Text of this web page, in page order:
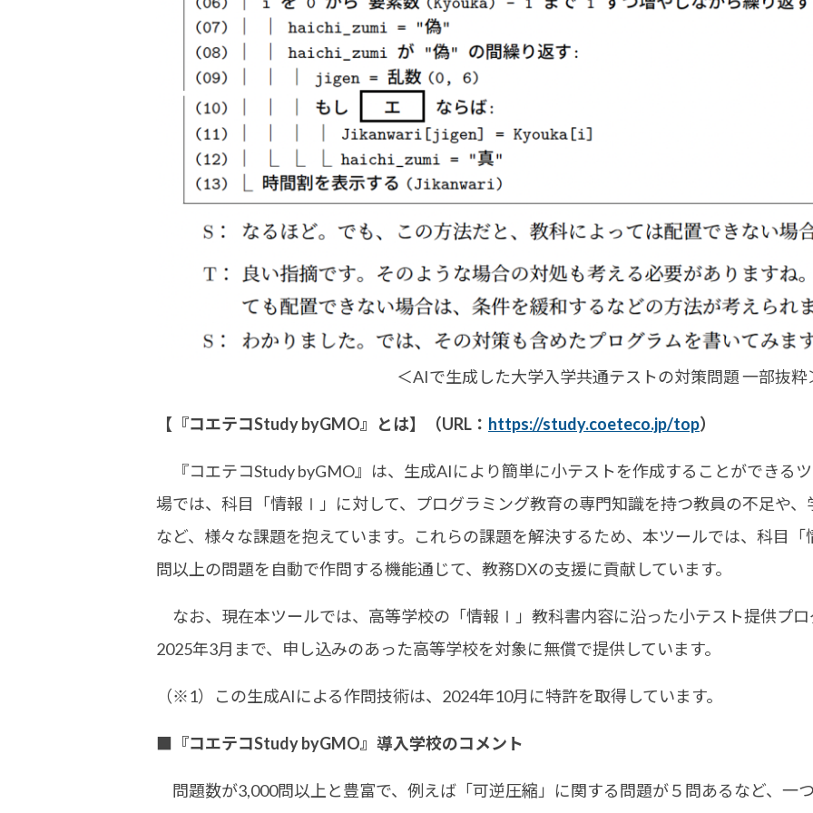
＜AIで生成した大学入学共通テストの対策問題 一部抜粋
【『コエテコStudy byGMO』とは】（URL： https://study.coeteco.jp/top）
『コエテコStudy byGMO』は、生成AIにより簡単に小テストを作成することができる
場では、科目「情報Ⅰ」に対して、プログラミング教育の専門知識を持つ教員の不足や
など、様々な課題を抱えています。これらの課題を解決するため、本ツールでは、科目
問以上の問題を自動で作問する機能通じて、教務DXの支援に貢献しています。
なお、現在本ツールでは、高等学校の「情報Ⅰ」教科書内容に沿った小テスト提供プロ
2025年3月まで、申し込みのあった高等学校を対象に無償で提供しています。
（※1）この生成AIによる作問技術は、2024年10月に特許を取得しています。
■『コエテコStudy byGMO』導入学校のコメント
問題数が3,000問以上と豊富で、例えば「可逆圧縮」に関する問題が５問あるなど、一